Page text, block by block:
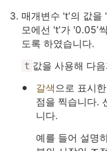
매개변수 't’의 값을
모에선 't’가 '0.05’
도록 하였습니다.
t 값을 사용해 다
갈색 으로 표시
점을 찍습니다.
니다.
예를 들어 설명